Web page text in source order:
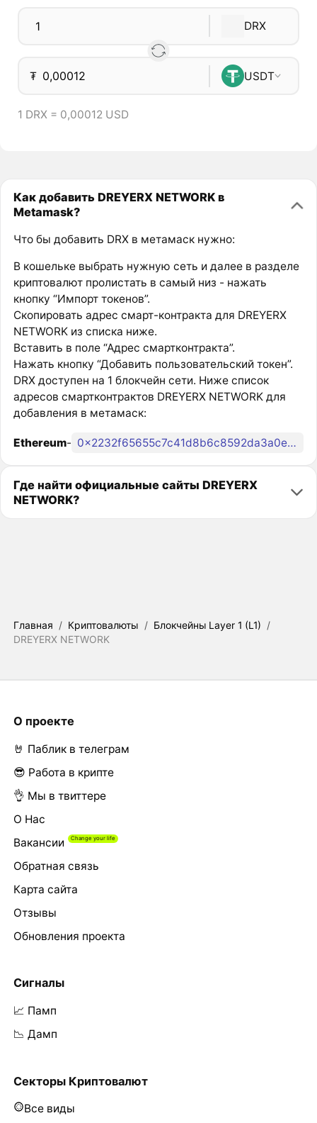
DRX
₮ USDT
1 DRX = 0,00012 USD
Как добавить DREYERX NETWORK в
Metamask?
Что бы добавить DRX в метамаск нужно:
В кошельке выбрать нужную сеть и далее в разделе
криптовалют пролистать в самый низ - нажать
кнопку “Импорт токенов”.
Скопировать адрес смарт-контракта для DREYERX
NETWORK из списка ниже.
Вставить в поле “Адрес смартконтракта”.
Нажать кнопку “Добавить пользовательский токен”.
DRX доступен на 1 блокчейн сети. Ниже список
адресов смартконтрактов DREYERX NETWORK для
добавления в метамаск:
Ethereum- 0x2232f65655c7c41d8b6c8592da3a0e32586273ea
Где найти официальные сайты DREYERX
NETWORK?
Главная / Криптовалюты / Блокчейны Layer 1 (L1) /
DREYERX NETWORK
О проекте
🤘 Паблик в телеграм
😎 Работа в крипте
👌 Мы в твиттере
О Нас
Вакансии
Обратная связь
Карта сайта
Отзывы
Обновления проекта
Сигналы
📈 Памп
📉 Дамп
Секторы Криптовалют
Все виды